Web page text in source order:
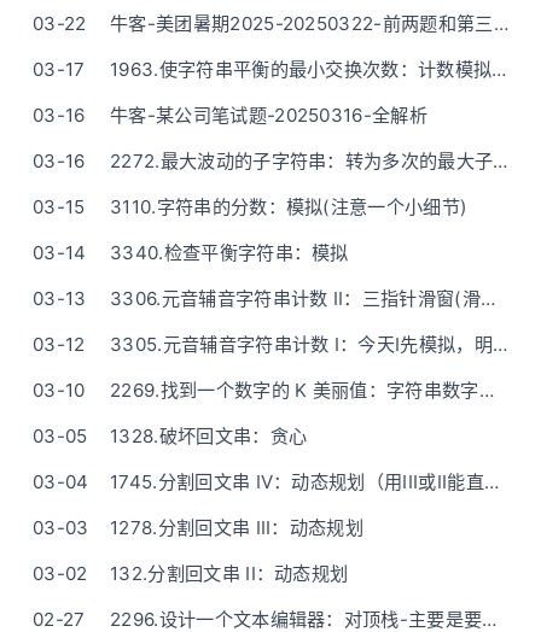
03-22
牛客-美团暑期2025-20250322-前两题和第三题的思路
03-17
1963.使字符串平衡的最小交换次数：计数模拟(不需要麻烦的“三种写法一步步优化”)
03-16
牛客-某公司笔试题-20250316-全解析
03-16
2272.最大波动的子字符串：转为多次的最大子数组和 - 一步步思考推导
03-15
3110.字符串的分数：模拟(注意一个小细节)
03-14
3340.检查平衡字符串：模拟
03-13
3306.元音辅音字符串计数 II：三指针滑窗(滑动窗口)
03-12
3305.元音辅音字符串计数 I：今天I先模拟，明天II再开滑
03-10
2269.找到一个数字的 K 美丽值：字符串数字转换(模拟)
03-05
1328.破坏回文串：贪心
03-04
1745.分割回文串 IV：动态规划（用III或II能直接秒）
03-03
1278.分割回文串 III：动态规划
03-02
132.分割回文串 II：动态规划
02-27
2296.设计一个文本编辑器：对顶栈-主要是要细心下标问题（ASCII字符通俗语言描述）